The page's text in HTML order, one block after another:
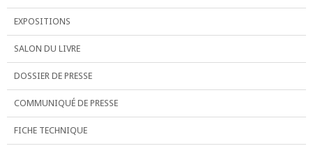
EXPOSITIONS
SALON DU LIVRE
DOSSIER DE PRESSE
COMMUNIQUÉ DE PRESSE
FICHE TECHNIQUE